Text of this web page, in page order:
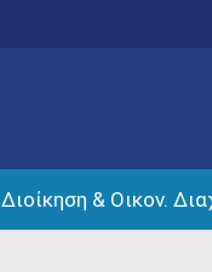
Διοίκηση & Οικον.